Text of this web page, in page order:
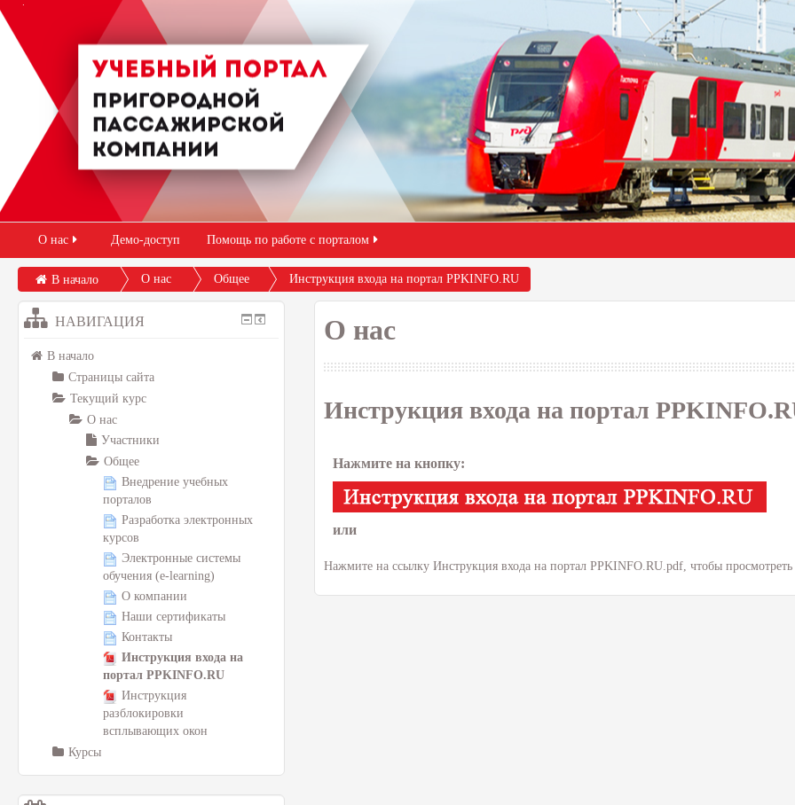
О нас Демо-доступ Помощь по работе с порталом
В начало О нас Общее Инструкция входа на портал PPKINFO.RU
О нас
Инструкция входа на портал
Нажмите на кнопку:
или
Нажмите на ссылкуИнструкция входа на портал PPKINFO.RU.pdf, чтобы
НАВИГАЦИЯ
В начало
Страницы сайта
Текущий курс
О нас
Участники
Общее
Внедрение учебных
порталов
Разработка электронных
курсов
Электронные системы
обучения (e-learning)
О компании
Наши сертификаты
Контакты
Инструкция входа на
портал PPKINFO.RU
Инструкция
разблокировки
всплывающих окон
Курсы